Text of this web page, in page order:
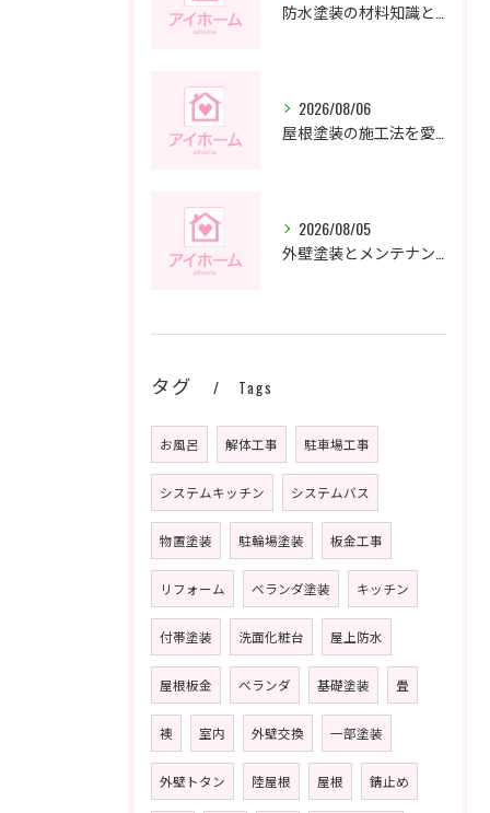
2026/08/06
2026/08/05
タグ Tags
お風呂 解体工事 駐車場工事
システムキッチン システムバス
物置塗装 駐輪場塗装 板金工事
リフォーム ベランダ塗装 キッチン
付帯塗装 洗面化粧台 屋上防水
屋根板金 ベランダ 基礎塗装 畳
襖 室内 外壁交換 一部塗装
外壁トタン 陸屋根 屋根 錆止め